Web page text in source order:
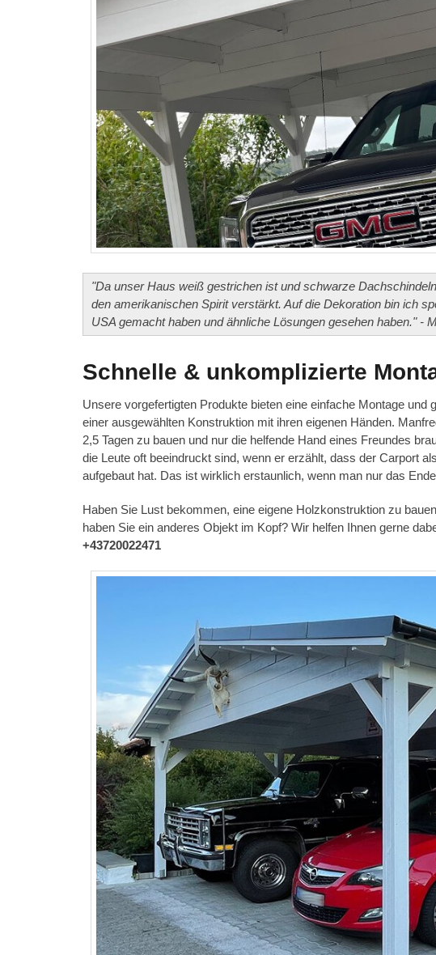
"Da unser Haus weiß gestrichen ist und schwarze
den amerikanischen Spirit verstärkt. Auf die Dekoration bin ich
USA gemacht haben und ähnliche Lösungen gesehen haben." -
Schnelle & unkomplizierte
Unsere vorgefertigten Produkte bieten eine einfache Montage
einer ausgewählten Konstruktion mit ihren eigenen Händen.
2,5 Tagen zu bauen und nur die helfende Hand eines Freundes
die Leute oft beeindruckt sind, wenn er erzählt, dass der Carport
aufgebaut hat. Das ist wirklich erstaunlich, wenn man nur das
Haben Sie Lust bekommen, eine eigene Holzkonstruktion zu
haben Sie ein anderes Objekt im Kopf? Wir helfen Ihnen gerne
+43720022471